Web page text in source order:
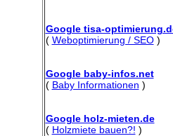
Google tisa-
( Weboptimierung / SEO)
Google baby-infos.net
( Baby Informationen )
Google holz-mieten.de
( Holzmiete bauen?! )